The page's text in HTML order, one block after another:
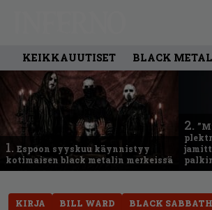
KEIKKAUUTISET BLACK METAL
1. Espoon syyskuu käynnistyy
kotimaisen black metalin merkeissä
2.
KIRJA BILL WARD
BLACK SABBATH